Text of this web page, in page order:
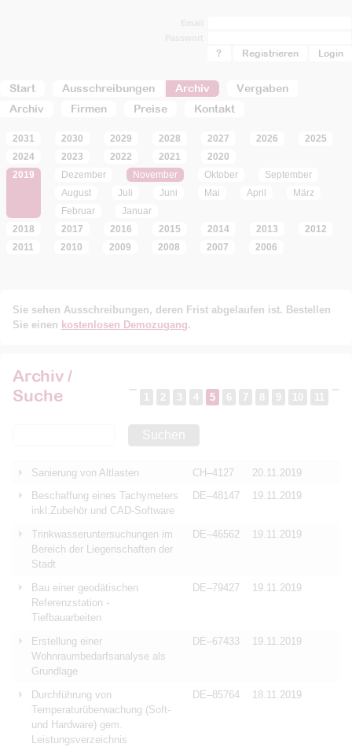
Start Ausschreibungen Archiv
Vergaben
Archiv
Firmen Preise Kontakt
? Registrieren
2031 2030 2029 2028 2027 2026
2025
2024
2023 2022 2021
2020
2019
Dezember November Oktober
September
August
Juli Juni Mai April
März
Februar
Januar
2018
2017 2016 2015 2014 2013
2012
2011
2010 2009 2008 2007 2006
Sie sehen Ausschreibungen, deren Frist abgelaufen ist. Bestellen
Sie einen kostenlosen Demozugang.
Archiv /
Suche
1 2 3 4 5 6 7 8 9 10 11
Suchen
Sanierung von Altlasten CH–4127
20.11.2019
Beschaffung eines Tachymeters
inkl.Zubehör und CAD-Software
DE–48147 19.11.2019
Trinkwasseruntersuchungen im
Bereich der Liegenschaften der
Stadt
DE–46562 19.11.2019
Bau einer geodätischen
Referenzstation -
Tiefbauarbeiten
DE–79427 19.11.2019
Erstellung einer
Wohnraumbedarfsanalyse als
Grundlage
DE–67433 19.11.2019
Durchführung von
Temperaturüberwachung (Soft-
und Hardware) gem.
Leistungsverzeichnis
DE–85764 18.11.2019